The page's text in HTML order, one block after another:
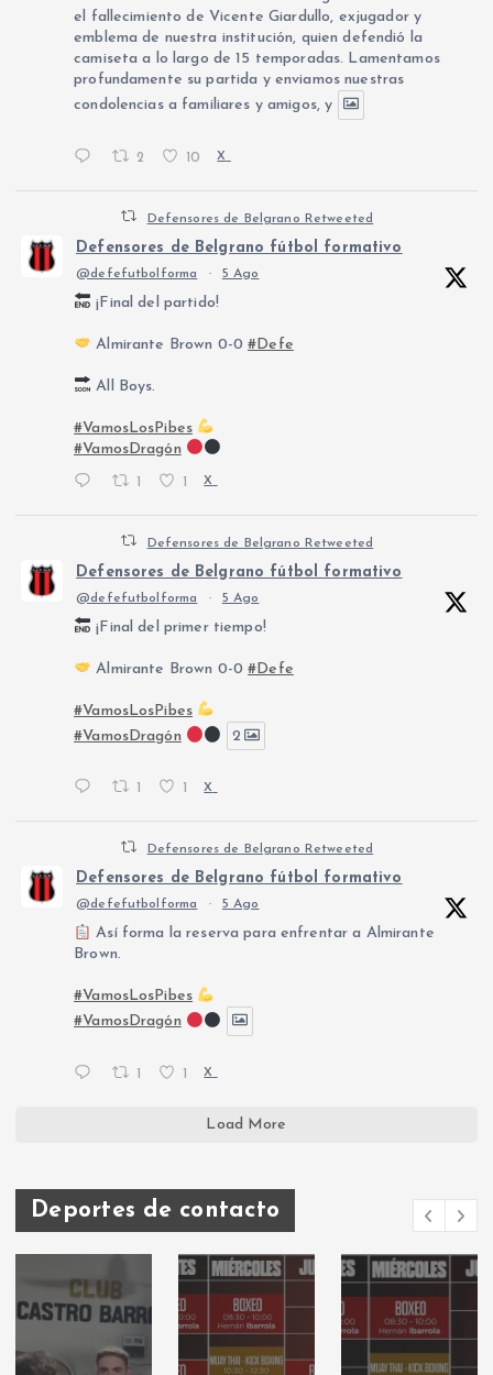
el fallecimiento de Vicente Giardullo, exjugador y
emblema de nuestra institución, quien defendió la
camiseta a lo largo de 15 temporadas. Lamentamos
profundamente su partida y enviamos nuestras
condolencias a familiares y amigos, y
2 10 X
Defensores de Belgrano Retweeted
Defensores de Belgrano fútbol formativo
@defefutbolforma · 5 Ago
¡Final del partido!
Almirante Brown 0-0#Defe
All Boys.
#VamosLosPibes
#VamosDragón
1 1 X
Defensores de Belgrano Retweeted
Defensores de Belgrano fútbol formativo
@defefutbolforma · 5 Ago
¡Final del primer tiempo!
Almirante Brown 0-0#Defe
#VamosLosPibes
#VamosDragón
2
X
Defensores de Belgrano Retweeted
Defensores de Belgrano fútbol formativo
@defefutbolforma · 5 Ago
Así forma la reserva para enfrentar a Almirante
Brown.
#VamosLosPibes
#VamosDragón
1 1 X
Load More
Deportes de contacto